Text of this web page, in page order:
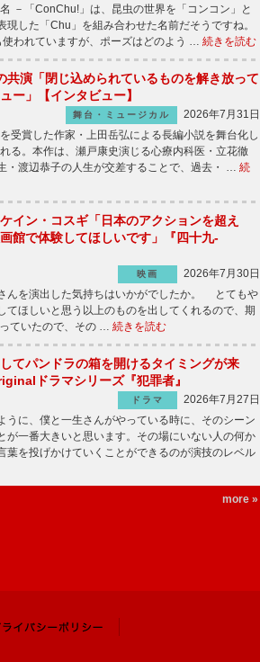
－「ConChu!」は、昆虫の世界を「コンコン」と
した「Chu」を組み合わせた名前だそうですね。
使われていますが、ポーズはどのよう … 続きを読む
共演「閉じ込められているものを解き放って
ー」【インタビュー】
舞台・ミュージカル
2026年7月31日
受賞した作家・上田岳弘による長編小説を舞台化し
る。本作は、瀬戸康史演じる心療内科医・立花徹
・渡辺恭子の人生が交差することで、過去・ … 続
イン・コスギ「日本のアクションを超え
館で体験してほしいです」『四十九-
映画
2026年7月30日
んを演出した気持ちはいかがでしたか。 とてもや
てほしいと思う以上のものを出してくれるので、期
ていたので、その … 続きを読む
てパンドラの箱を開けるタイミングが来
ドラマシリーズ『犯罪者』
ドラマ
2026年7月27日
に、僕と一生さんがやっている時に、そのシーン
が一番大きいと思います。その場にいない人の何か
葉を投げかけていくことができるのが演技のレベル
more »